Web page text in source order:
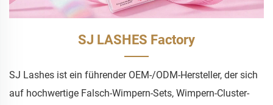
SJ LASHES Factory
SJ Lashes ist ein führender OEM-/ODM-Hersteller, der sich
auf hochwertige Falsch-Wimpern-Sets, Wimpern-Cluster-